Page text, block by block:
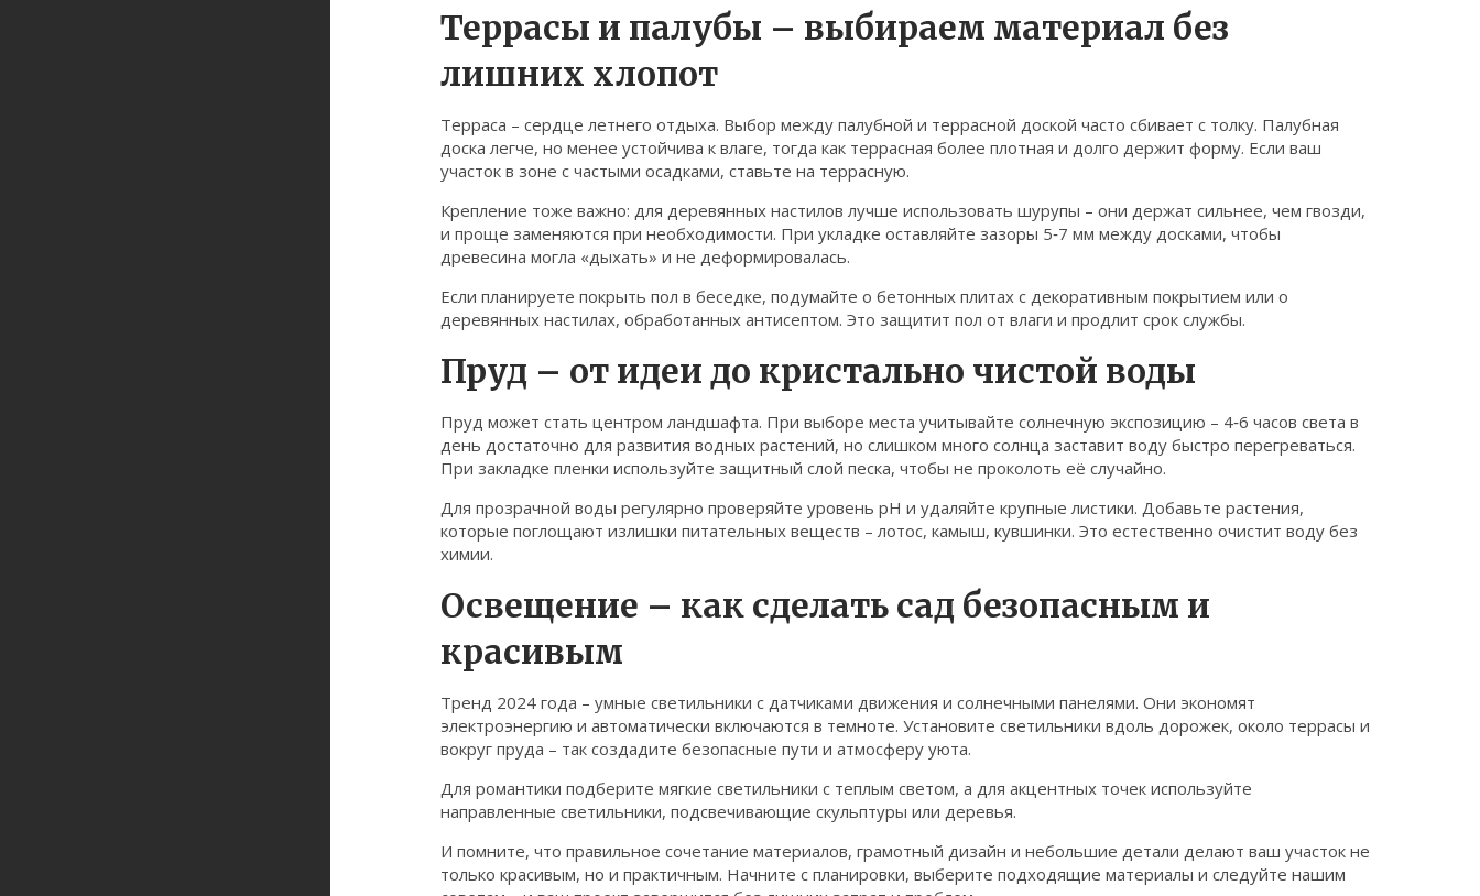
Террасы и палубы – выбираем материал без
лишних хлопот
Терраса – сердце летнего отдыха. Выбор между палубной и террасной доской часто сбивает с толку. Палубная
доска легче, но менее устойчива к влаге, тогда как террасная более плотная и долго держит форму. Если ваш
участок в зоне с частыми осадками, ставьте на террасную.
Крепление тоже важно: для деревянных настилов лучше использовать шурупы – они держат сильнее, чем гвозди,
и проще заменяются при необходимости. При укладке оставляйте зазоры 5‑7 мм между досками, чтобы
древесина могла «дыхать» и не деформировалась.
Если планируете покрыть пол в беседке, подумайте о бетонных плитах с декоративным покрытием или о
деревянных настилах, обработанных антисептом. Это защитит пол от влаги и продлит срок службы.
Пруд – от идеи до кристально чистой воды
Пруд может стать центром ландшафта. При выборе места учитывайте солнечную экспозицию – 4‑6 часов света в
день достаточно для развития водных растений, но слишком много солнца заставит воду быстро перегреваться.
При закладке пленки используйте защитный слой песка, чтобы не проколоть её случайно.
Для прозрачной воды регулярно проверяйте уровень pH и удаляйте крупные листики. Добавьте растения,
которые поглощают излишки питательных веществ – лотос, камыш, кувшинки. Это естественно очистит воду без
химии.
Освещение – как сделать сад безопасным и
красивым
Тренд 2024 года – умные светильники с датчиками движения и солнечными панелями. Они экономят
электроэнергию и автоматически включаются в темноте. Установите светильники вдоль дорожек, около террасы и
вокруг пруда – так создадите безопасные пути и атмосферу уюта.
Для романтики подберите мягкие светильники с теплым светом, а для акцентных точек используйте
направленные светильники, подсвечивающие скульптуры или деревья.
И помните, что правильное сочетание материалов, грамотный дизайн и небольшие детали делают ваш участок не
только красивым, но и практичным. Начните с планировки, выберите подходящие материалы и следуйте нашим